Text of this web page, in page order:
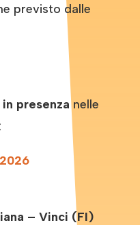
previsto dalle
in presenzanelle
2026
– Vinci (FI)